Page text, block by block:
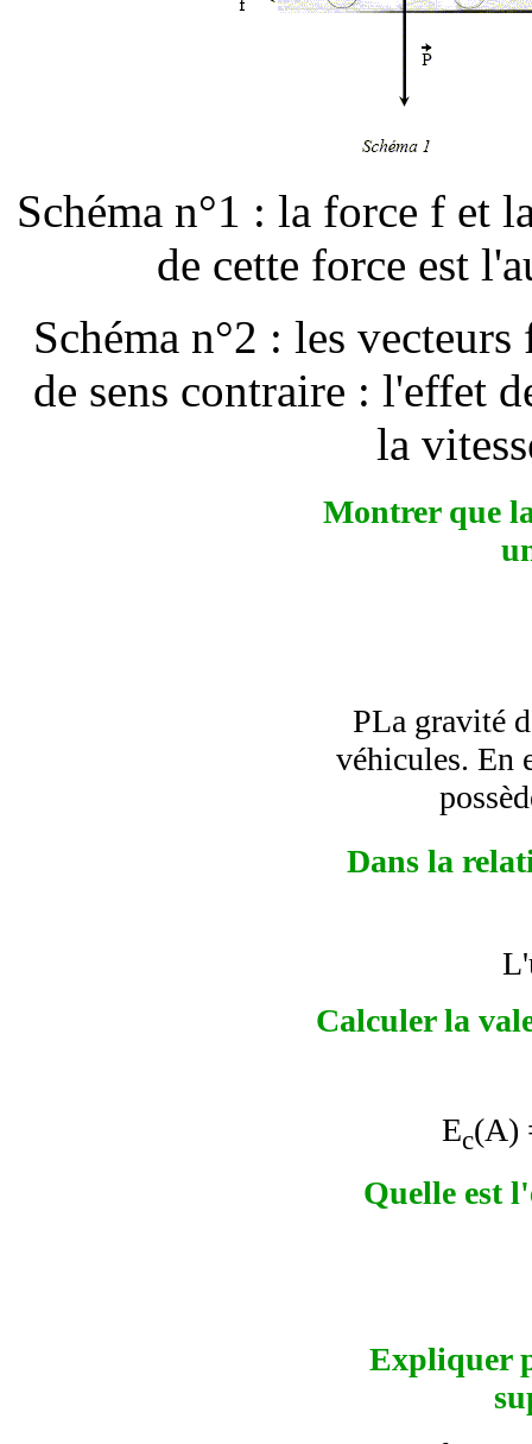
Schéma n°1 : la force f et
de cette force est
Schéma n°2 : les
de sens contraire : l'effet
la
Montrer que
PLa gravité
véhicules. En
Dans la
Calculer la
Ec(A)
Quelle est
Expliquer